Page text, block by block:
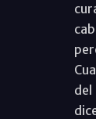
del